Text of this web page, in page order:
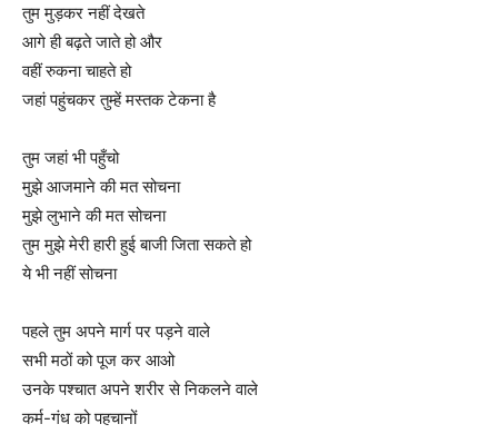
तुम मुड़कर नहीं देखते
आगे ही बढ़ते जाते हो और
वहीं रुकना चाहते हो
जहां पहुंचकर तुम्हें मस्तक टेकना है
तुम जहां भी पहुँचो
मुझे आजमाने की मत सोचना
मुझे लुभाने की मत सोचना
तुम मुझे मेरी हारी हुई बाजी जिता सकते हो
ये भी नहीं सोचना
पहले तुम अपने मार्ग पर पड़ने वाले
सभी मठों को पूज कर आओ
उनके पश्चात अपने शरीर से निकलने वाले
कर्म-गंध को पहचानों